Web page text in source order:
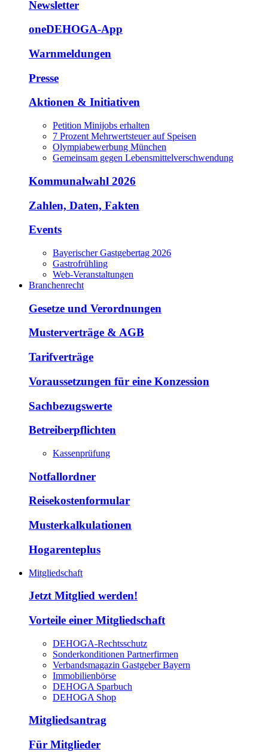
Newsletter
oneDEHOGA-App
Warnmeldungen
Presse
Aktionen & Initiativen
Petition Minijobs erhalten
7 Prozent Mehrwertsteuer auf Speisen
Olympiabewerbung München
Gemeinsam gegen Lebensmittelverschwendung
Kommunalwahl 2026
Zahlen, Daten, Fakten
Events
Bayerischer Gastgebertag 2026
Gastrofrühling
Web-Veranstaltungen
Branchenrecht
Gesetze und Verordnungen
Musterverträge & AGB
Tarifverträge
Voraussetzungen für eine Konzession
Sachbezugswerte
Betreiberpflichten
Kassenprüfung
Notfallordner
Reisekostenformular
Musterkalkulationen
Hogarenteplus
Mitgliedschaft
Jetzt Mitglied werden!
Vorteile einer Mitgliedschaft
DEHOGA-Rechtsschutz
Sonderkonditionen Partnerfirmen
Verbandsmagazin Gastgeber Bayern
Immobilienbörse
DEHOGA Sparbuch
DEHOGA Shop
Mitgliedsantrag
Für Mitglieder